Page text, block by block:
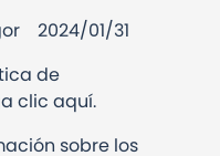
2024/01/31
de
clic aquí.
sobre los